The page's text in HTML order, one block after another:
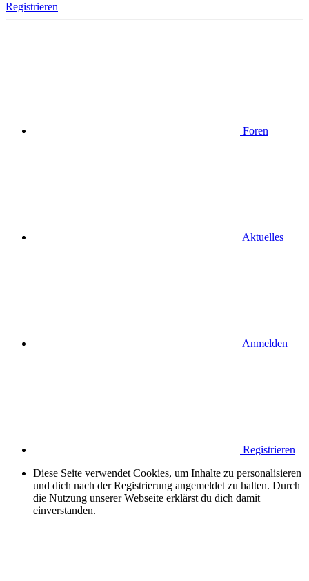
Registrieren
Foren
Aktuelles
Anmelden
Registrieren
Diese Seite verwendet Cookies, um Inhalte zu personalisieren
und dich nach der Registrierung angemeldet zu halten. Durch
die Nutzung unserer Webseite erklärst du dich damit
einverstanden.